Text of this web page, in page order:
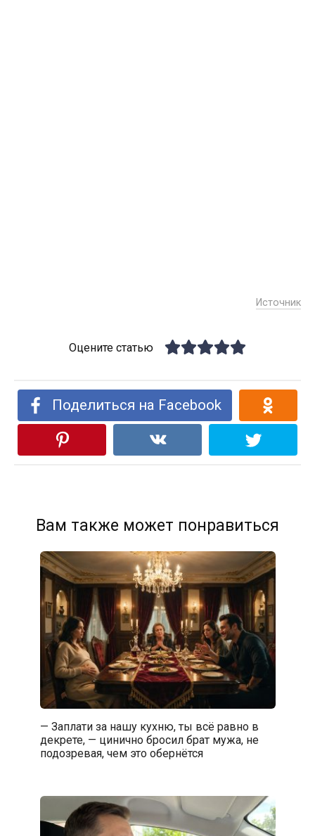
Источник
Оцените статью
Поделиться на Facebook
Вам также может понравиться
— Заплати за нашу кухню, ты всё равно в
декрете, — цинично бросил брат мужа, не
подозревая, чем это обернётся